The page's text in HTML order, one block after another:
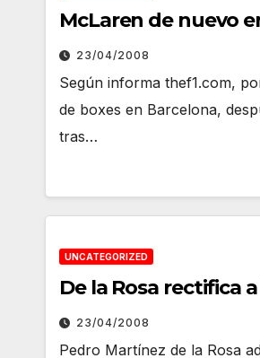
McLaren de nuevo
23/04/2008
Según informa thef1.com,
de boxes en Barcelona,
tras…
UNCATEGORIZED
De la Rosa rectifica
23/04/2008
Pedro Martínez de la Rosa